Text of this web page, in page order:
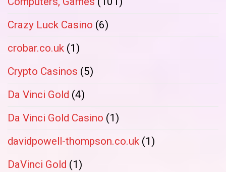
Crazy Luck Casino (6)
crobar.co.uk (1)
Crypto Casinos (5)
Da Vinci Gold (4)
Da Vinci Gold Casino (1)
davidpowell-thompson.co.uk (1)
DaVinci Gold (1)